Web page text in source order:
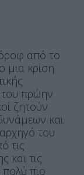
από το
μια κρίση
του πρώην
ζητούν
και
του
τις
και τις
πιο